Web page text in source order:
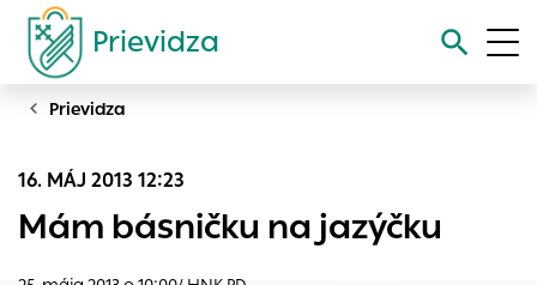
Prievidza
Vyhľadávanie
Prievidza
16. MÁJ 2013 12:23
Mám básničku na jazýčku
Nastavenie cookies